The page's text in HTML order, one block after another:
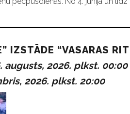
IZSTĀDE “VASARAS
augusts, 2026. plkst. 00:00
2026. plkst. 20:00